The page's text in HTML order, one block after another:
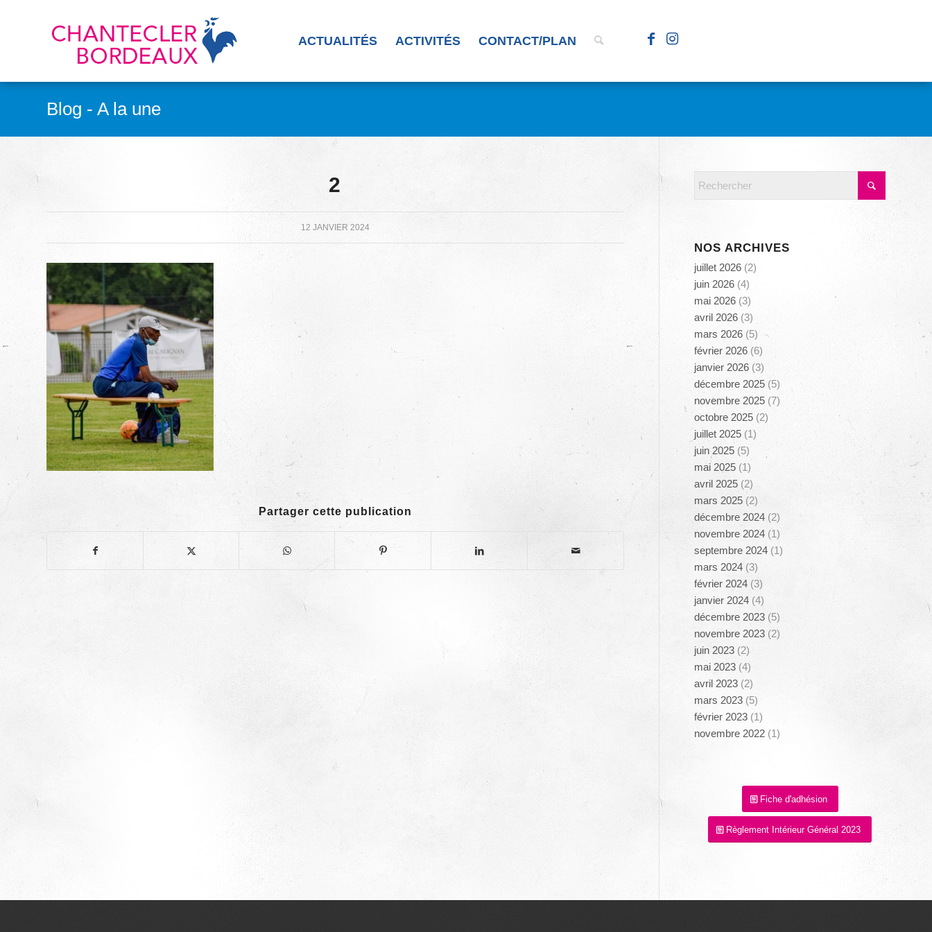
ACTUALITÉS ACTIVITÉS CONTACT/PLAN
Blog - A la une
2
12 JANVIER 2024
Partager cette publication
NOS ARCHIVES
juillet 2026 (2)
juin 2026 (4)
mai 2026 (3)
avril 2026 (3)
mars 2026 (5)
février 2026 (6)
janvier 2026 (3)
décembre 2025 (5)
novembre 2025 (7)
octobre 2025 (2)
juillet 2025 (1)
juin 2025 (5)
mai 2025 (1)
avril 2025 (2)
mars 2025 (2)
décembre 2024 (2)
novembre 2024 (1)
septembre 2024 (1)
mars 2024 (3)
février 2024 (3)
janvier 2024 (4)
décembre 2023 (5)
novembre 2023 (2)
juin 2023 (2)
mai 2023 (4)
avril 2023 (2)
mars 2023 (5)
février 2023 (1)
novembre 2022 (1)
Fiche d'adhésion
Règlement Intérieur Général 2023